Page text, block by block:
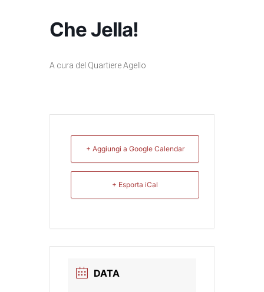
Che Jella!
A cura del Quartiere Agello
+ Aggiungi a Google Calendar
+ Esporta iCal
DATA